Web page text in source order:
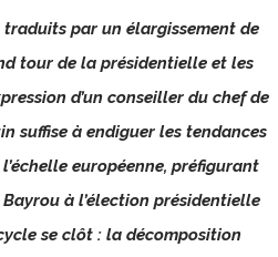
par un élargissement de
tour de la présidentielle et les
d’un conseiller du chef de
suffise à endiguer les tendances
européenne, préfigurant
à l’élection présidentielle
se clôt : la décomposition